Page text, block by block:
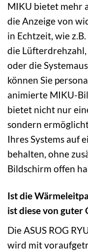
MIKU bietet mehr
die Anzeige von
in Echtzeit, wie
die
oder die
können Sie
animierte MIKU-
bietet nicht nur
sondern
Ihres Systems auf
behalten, ohne
Bildschirm offen
Ist die
ist diese von guter
Die ASUS ROG
wird mit